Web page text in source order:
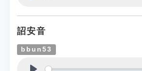
詔安音
bbun53